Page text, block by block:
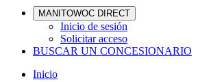
MANITOWOC DIRECT
Inicio de sesión
Solicitar acceso
BUSCAR UN CONCESIONARIO
Inicio